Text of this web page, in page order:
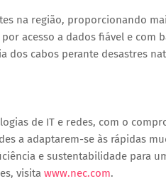
na região, proporcionando
acesso a dados fiável e com
dos cabos perante desastres
de IT e redes, com o
a adaptarem-se às rápidas
e sustentabilidade para
visita www.nec.com.